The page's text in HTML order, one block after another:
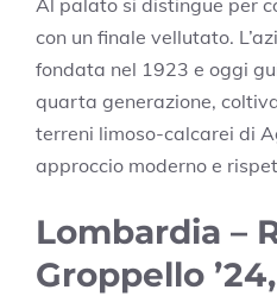
con un finale vellutato.
fondata nel 1923 e oggi
quarta generazione,
terreni limoso-calcarei di
approccio moderno e
Lombardia –
Groppello